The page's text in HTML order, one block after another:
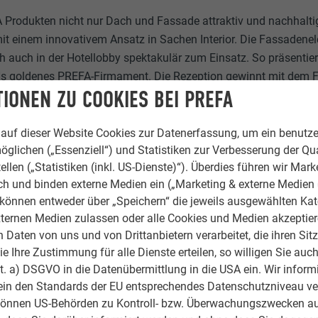
ZU COOKIES BEI PREFA
dieser Website Cookies zur Datenerfassung, um ein
(„Essenziell“) und Statistiken zur Verbesserung der
(„Statistiken (inkl. US-Dienste)“). Überdies führen wir
und binden externe Medien ein („Marketing & externe Medien
entweder über „Speichern“ die jeweils ausgewählten
Medien zulassen oder alle Cookies und Medien
Daten von uns und von Drittanbietern verarbeitet, die ihren
Ihre Zustimmung für alle Dienste erteilen, so willigen Sie
a) DSGVO in die Datenübermittlung in die USA ein. Wir
den Standards der EU entsprechendes Datenschutzniveau
US-Behörden zu Kontroll- bzw. Überwachungszwecken
Produkten nicht nur Dach und Fassade attraktiv und
einem innovativem Ansatz in Sachen Interior. Die
auch in der Hotellobby spektakulär zum Einsatz. So
goldenes PREFA-Firmament. Die Rezeption gewinnt mit dem
und bieten mit Paneelen von der Decke bis zum Boden eine
des Check In und Check Out. „Für uns war die
Projektverantwortlicher Reinhold Augschöll. „Wir waren
mit der Einfachheit des Materials erzielt werden kann,
noch Leder, Holz und Teppiche an Wänden, Böden und
aber komfortablen Umgebung können sich
Trips konzentrieren: auf die Arbeit und das Kraft tanken